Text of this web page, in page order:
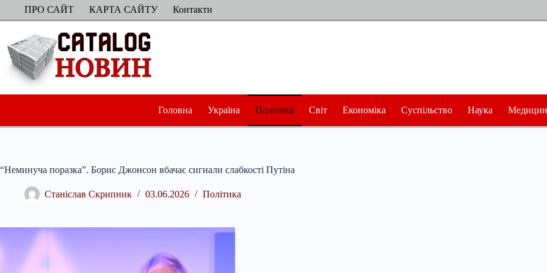
ПерейтиПРО САЙТ КАРТА САЙТУ Контакти
Головна Україна Політика Світ Економіка Суспільство Наука
“Неминуча поразка”. Борис Джонсон вбачає сигнали слабкості Путіна
Станіслав Скрипник 03.06.2026 Політика